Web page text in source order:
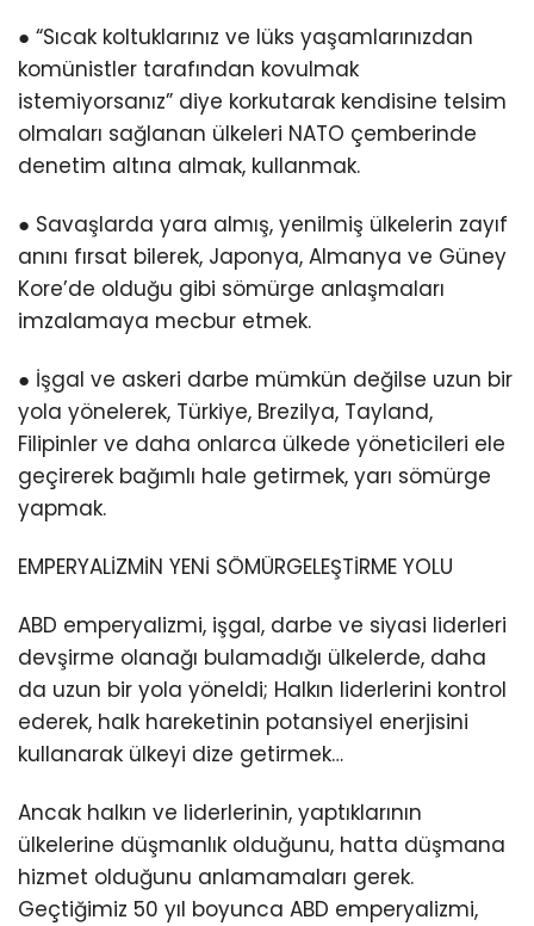
● “Sıcak koltuklarınız ve lüks yaşamlarınızdan
komünistler tarafından kovulmak
istemiyorsanız” diye korkutarak kendisine telsim
olmaları sağlanan ülkeleri NATO çemberinde
denetim altına almak, kullanmak.
● Savaşlarda yara almış, yenilmiş ülkelerin zayıf
anını fırsat bilerek, Japonya, Almanya ve Güney
Kore’de olduğu gibi sömürge anlaşmaları
imzalamaya mecbur etmek.
● İşgal ve askeri darbe mümkün değilse uzun bir
yola yönelerek, Türkiye, Brezilya, Tayland,
Filipinler ve daha onlarca ülkede yöneticileri ele
geçirerek bağımlı hale getirmek, yarı sömürge
yapmak.
EMPERYALİZMİN YENİ SÖMÜRGELEŞTİRME YOLU
ABD emperyalizmi, işgal, darbe ve siyasi liderleri
devşirme olanağı bulamadığı ülkelerde, daha
da uzun bir yola yöneldi; Halkın liderlerini kontrol
ederek, halk hareketinin potansiyel enerjisini
kullanarak ülkeyi dize getirmek…
Ancak halkın ve liderlerinin, yaptıklarının
ülkelerine düşmanlık olduğunu, hatta düşmana
hizmet olduğunu anlamamaları gerek.
Geçtiğimiz 50 yıl boyunca ABD emperyalizmi,